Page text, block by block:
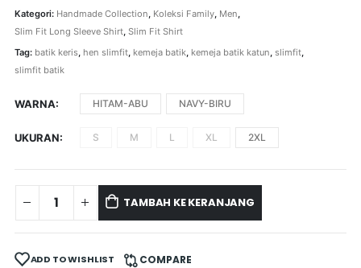
Kategori: Handmade Collection, Koleksi Family, Men,
Slim Fit Long Sleeve Shirt, Slim Fit Shirt
Tag: batik keris, hen slimfit, kemeja batik, kemeja batik katun slimfit,
slimfit batik
WARNA HITAM-ABU NAVY-BIRU
UKURAN S M L XL 2XL
TAMBAH KE KERANJANG
ADD TO WISHLIST COMPARE